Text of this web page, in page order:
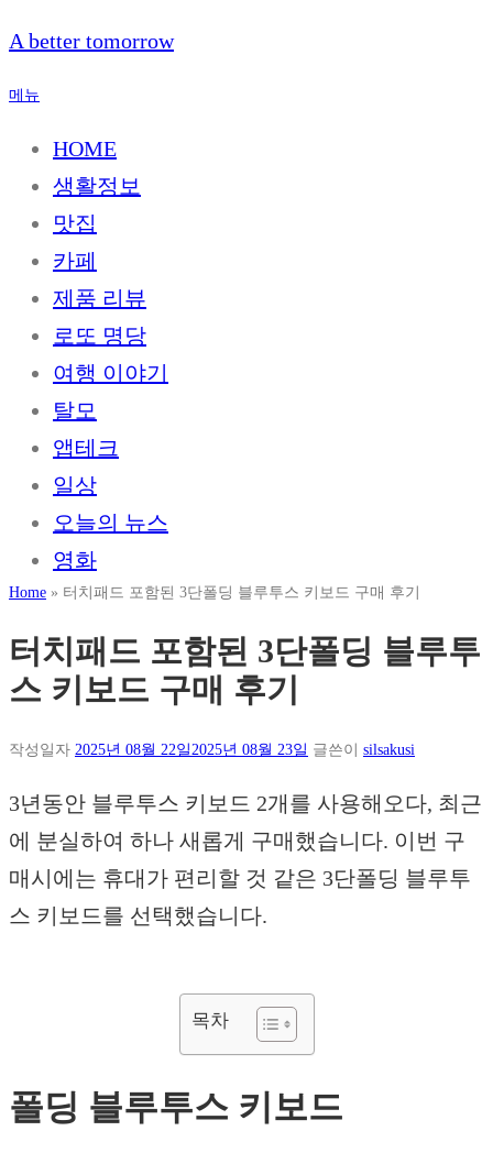
내
으
A better tomorrow
메뉴
HOME
생활정보
맛집
카페
제품 리뷰
로또 명당
여행 이야기
탈모
앱테크
일상
오늘의 뉴스
영화
Home » 터치패드 포함된 3단폴딩 블루투스 키보드 구매 후기
터치패드 포함된 3단폴딩 블루투
스 키보드 구매 후기
작성일자 2025년 08월 22일2025년 08월 23일 글쓴이 silsakusi
3년동안 블루투스 키보드 2개를 사용해오다, 최근
에 분실하여 하나 새롭게 구매했습니다. 이번 구
매시에는 휴대가 편리할 것 같은 3단폴딩 블루투
스 키보드를 선택했습니다.
목차
폴딩 블루투스 키보드